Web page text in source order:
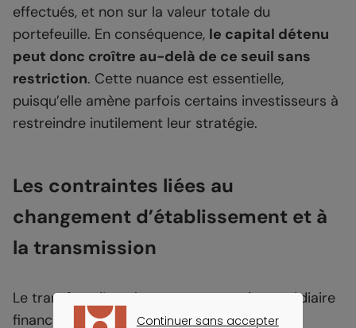
effectués, et non sur la valeur totale du
portefeuille. En conséquence, le capital détenu
peut donc croître au-delà de ce seuil sans
restriction. Cette nuance est essentielle,
puisqu’elle amène parfois certains investisseurs à
restreindre inutilement leur stratégie.
Les contraintes liées au
changement d’établissement et à
la transmission
Le transfert d’un plan vers un autre intermédiaire
financier est une opération techniquement
Continuer sans accepter